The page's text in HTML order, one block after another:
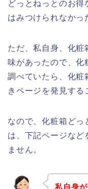
どっとねっとのお
はみつけられなかっ
ただ、私自身、化粧
味があったので、化
調べていたら、化粧
きページを発見する
なので、化粧箱どっ
は、下記ページなど
ません。
私自身